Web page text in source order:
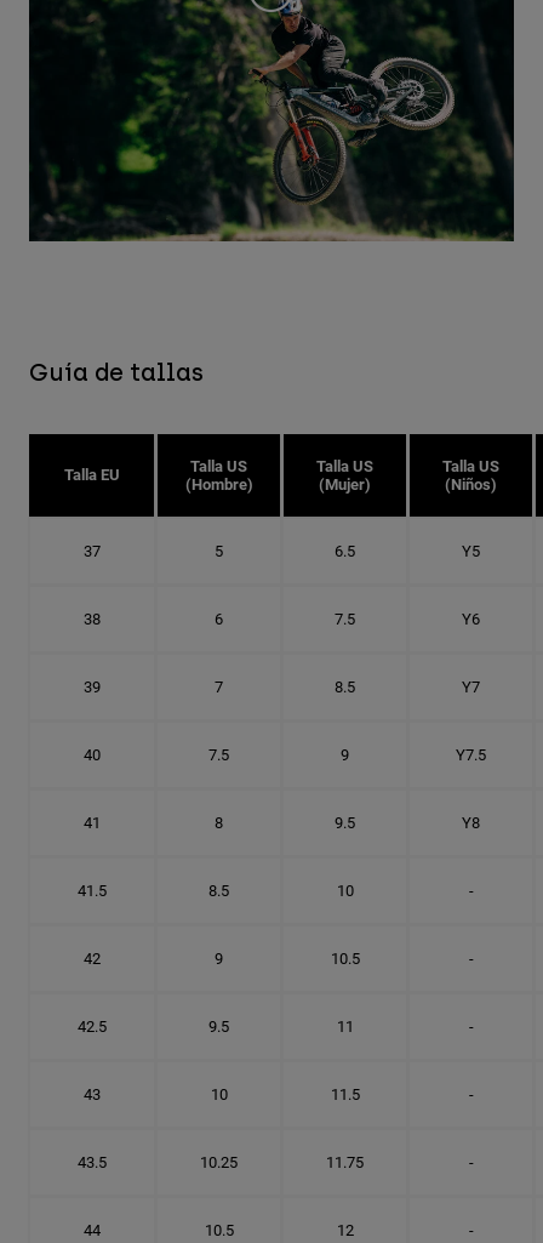
Guía de tallas
Talla EU
Talla US
(Hombre)
Talla US
(Mujer)
Talla US
(Niños)
37 5 6.5 Y5
38 6 7.5 Y6
39 7 8.5 Y7
40 7.5 9 Y7.5
41 8 9.5 Y8
41.5 8.5 10 -
42 9 10.5 -
42.5 9.5 11 -
43 10 11.5 -
43.5 10.25 11.75 -
44 10.5 12 -